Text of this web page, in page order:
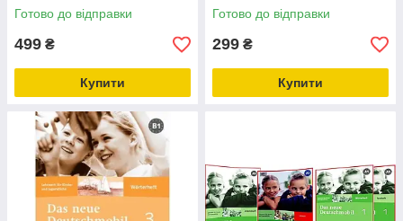
Готово до відправки
499 ₴
Купити
Готово до відправки
299 ₴
Купити